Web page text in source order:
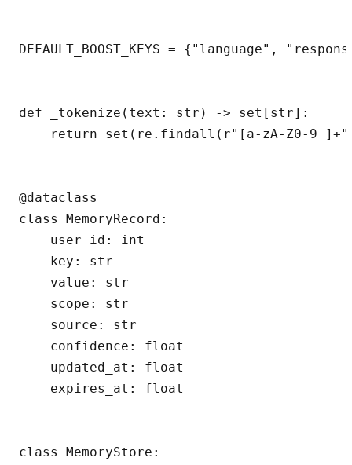
DEFAULT_BOOST_KEYS = {"language",
def _tokenize(text: str) -> set[str]:
return set(re.findall(r"[a-zA-Z0-
@dataclass
class MemoryRecord:
    user_id: int
    key: str
    value: str
    scope: str
    source: str
    confidence: float
    updated_at: float
    expires_at: float
class MemoryStore: